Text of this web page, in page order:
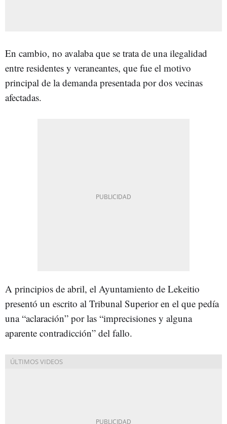
En cambio, no avalaba que se trata de una ilegalidad
entre residentes y veraneantes, que fue el motivo
principal de la demanda presentada por dos vecinas
afectadas.
A principios de abril, el Ayuntamiento de Lekeitio
presentó un escrito al Tribunal Superior en el que pedía
una “aclaración” por las “imprecisiones y alguna
aparente contradicción” del fallo.